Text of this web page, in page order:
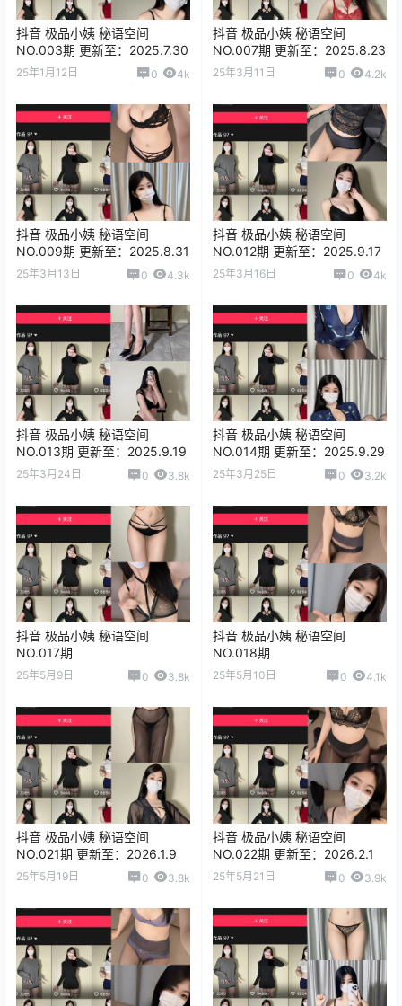
抖音 极品小姨 秘语空间
NO.003期 更新至：2025.7.30
25年1月12日 0 4k
抖音 极品小姨 秘语空间
NO.007期 更新至：2025.8.23
25年3月11日 0 4.2k
抖音 极品小姨 秘语空间
NO.009期 更新至：2025.8.31
25年3月13日 0 4.3k
抖音 极品小姨 秘语空间
NO.012期 更新至：2025.9.17
25年3月16日 0 4k
抖音 极品小姨 秘语空间
NO.013期 更新至：2025.9.19
25年3月24日 0 3.8k
抖音 极品小姨 秘语空间
NO.014期 更新至：2025.9.29
25年3月25日 0 3.2k
抖音 极品小姨 秘语空间
NO.017期
25年5月9日 0 3.8k
抖音 极品小姨 秘语空间
NO.018期
25年5月10日 0 4.1k
抖音 极品小姨 秘语空间
NO.021期 更新至：2026.1.9
25年5月19日 0 3.8k
抖音 极品小姨 秘语空间
NO.022期 更新至：2026.2.1
25年5月21日 0 3.9k